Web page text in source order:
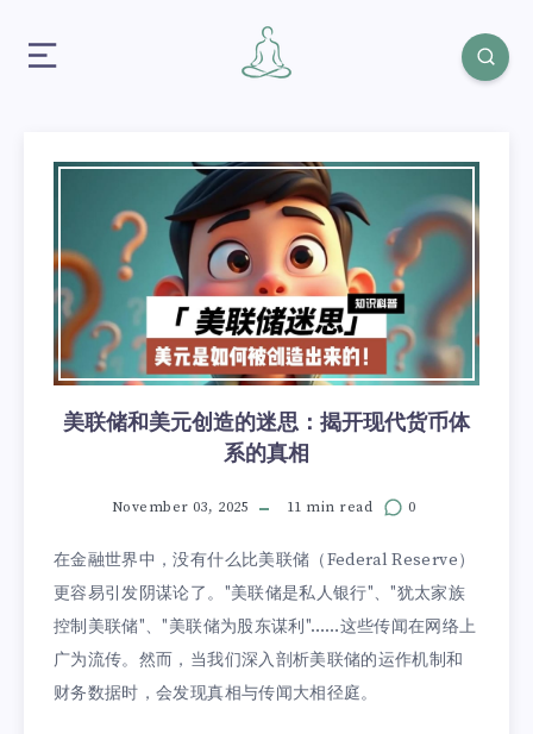
美联储和美元创造的迷思：揭开现代货币体
系的真相
November 03, 2025 11 min read 0
在金融世界中，没有什么比美联储（Federal Reserve）
更容易引发阴谋论了。"美联储是私人银行"、"犹太家族
控制美联储"、"美联储为股东谋利"……这些传闻在网络上
广为流传。然而，当我们深入剖析美联储的运作机制和
财务数据时，会发现真相与传闻大相径庭。